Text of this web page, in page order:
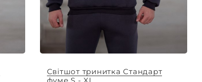
Світшот тринитка Стандарт